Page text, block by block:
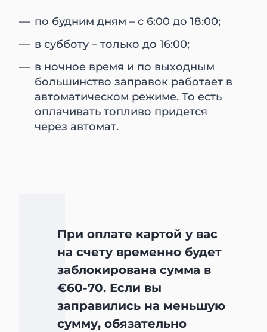
по будним дням – с 6:00 до 18:00;
в субботу – только до 16:00;
в ночное время и по выходным
большинство заправок работает в
автоматическом режиме. То есть
оплачивать топливо придется
через автомат.
При оплате картой у вас
на счету временно будет
заблокирована сумма в
€60-70. Если вы
заправились на меньшую
сумму, обязательно